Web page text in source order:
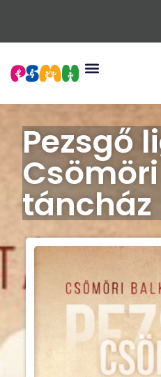
Pezsgő
táncház